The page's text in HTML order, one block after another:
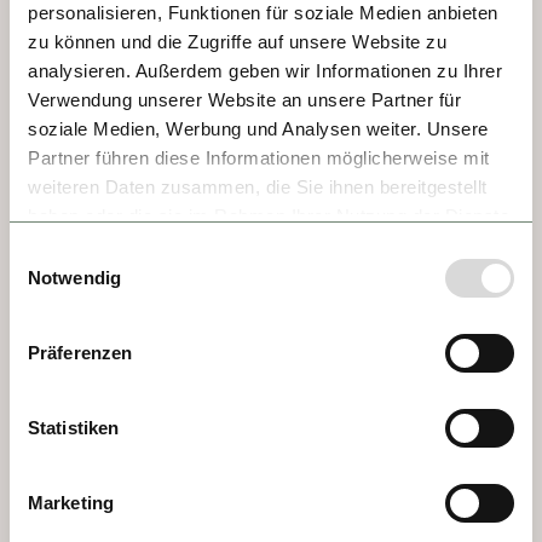
personalisieren, Funktionen für soziale Medien anbieten
zu können und die Zugriffe auf unsere Website zu
analysieren. Außerdem geben wir Informationen zu Ihrer
Verwendung unserer Website an unsere Partner für
soziale Medien, Werbung und Analysen weiter. Unsere
Partner führen diese Informationen möglicherweise mit
weiteren Daten zusammen, die Sie ihnen bereitgestellt
Notwendig
Präferenzen
Statistiken
Marketing
Bocuse. Ist feinste Küche in den Bouchons.
Oh là là – so viel Sinnlichkeit. So viel Genuss.
TAG 2 - MACON
Mit bunten Altstadthäusern und der alten